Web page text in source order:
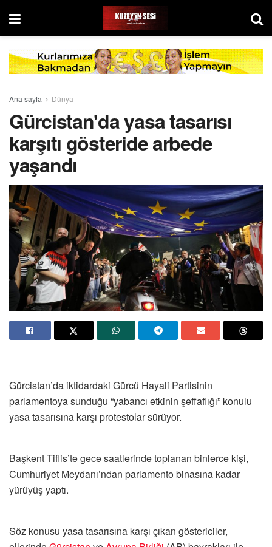
Ana sayfa Dünya
Gürcistan'da yasa tasarısı
karşıtı gösteride arbede
yaşandı
Gürcistan’da iktidardaki Gürcü Hayali Partisinin
parlamentoya sunduğu “yabancı etkinin şeffaflığı” konulu
yasa tasarısına karşı protestolar sürüyor.
Başkent Tiflis’te gece saatlerinde toplanan binlerce kişi,
Cumhuriyet Meydanı’ndan parlamento binasına kadar
yürüyüş yaptı.
Söz konusu yasa tasarısına karşı çıkan göstericiler,